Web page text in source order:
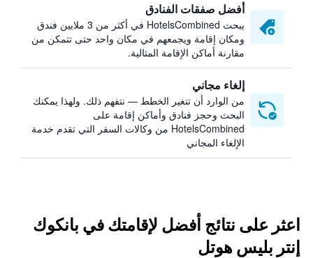
أفضل صفقات الفنادق
يبحث HotelsCombined في أكثر من 3 ملايين فندق
ومكان إقامة ويجمعهم في مكان واحد حتى تتمكن من
مقارنة أماكن الإقامة المثالية.
إلغاء مجاني
من الوارد أن تتغير الخطط — نتفهم ذلك. ولهذا يمكنك
البحث وحجز فنادق وأماكن إقامة على
HotelsCombined من وكالات السفر التي تقدم خدمة
الإلغاء المجاني
اعثر على نتائج أفضل لإقامتك في بانكوك
إنتر بليس هوتل